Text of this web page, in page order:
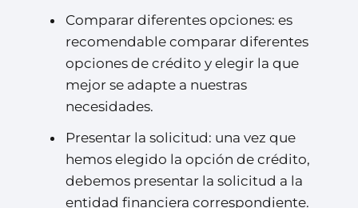
Comparar diferentes opciones: es
recomendable comparar diferentes
opciones de crédito y elegir la que
mejor se adapte a nuestras
necesidades.
Presentar la solicitud: una vez que
hemos elegido la opción de crédito,
debemos presentar la solicitud a la
entidad financiera correspondiente.